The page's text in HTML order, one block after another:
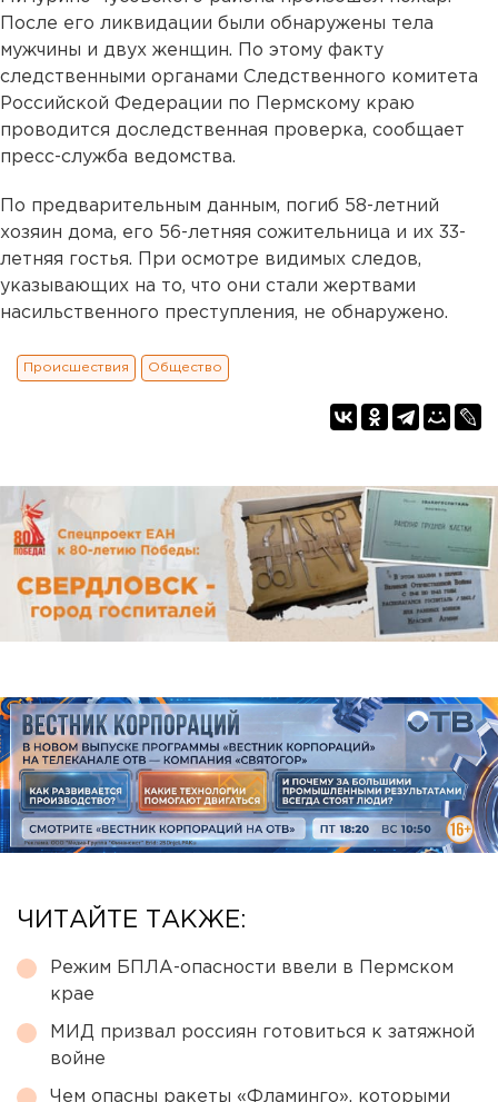
После его ликвидации были обнаружены тела
мужчины и двух женщин. По этому факту
следственными органами Следственного комитета
Российской Федерации по Пермскому краю
проводится доследственная проверка, сообщает
пресс-служба ведомства.
По предварительным данным, погиб 58-летний
хозяин дома, его 56-летняя сожительница и их 33-
летняя гостья. При осмотре видимых следов,
указывающих на то, что они стали жертвами
насильственного преступления, не обнаружено.
Происшествия Общество
ЧИТАЙТЕ ТАКЖЕ:
Режим БПЛА-опасности ввели в Пермском
крае
МИД призвал россиян готовиться к затяжной
войне
Чем опасны ракеты «Фламинго», которыми